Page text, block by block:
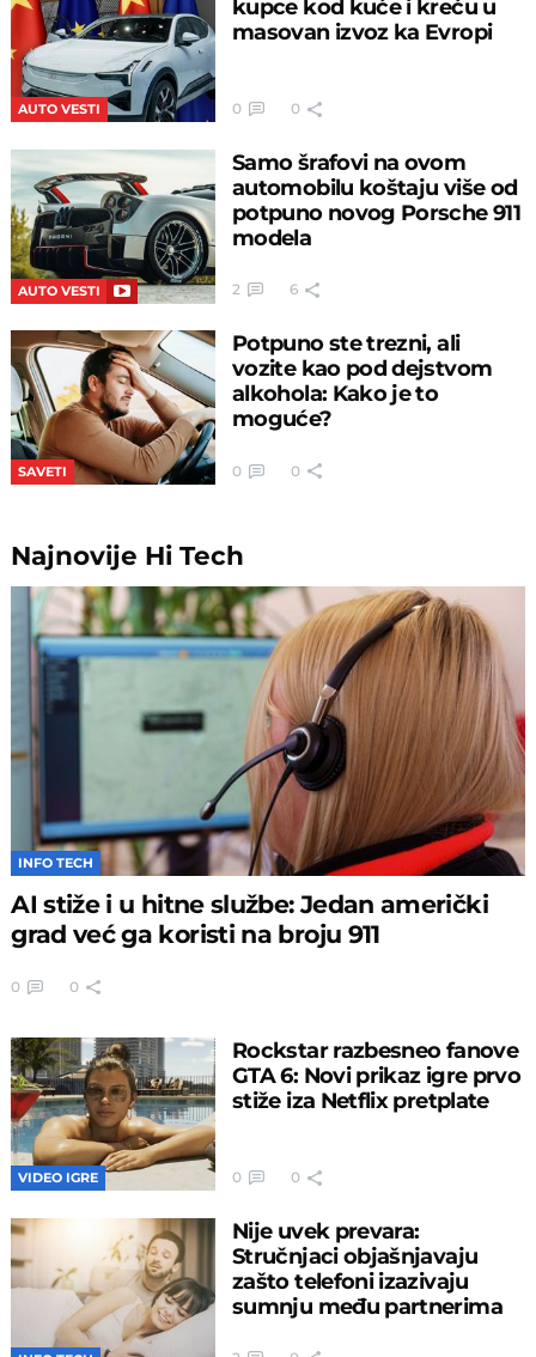
AUTO VESTI
kupce kod kuće i kreću u
masovan izvoz ka Evropi
0 0
AUTO VESTI
Samo šrafovi na ovom
automobilu koštaju više od
potpuno novog Porsche 911
modela
2 6
SAVETI
Potpuno ste trezni, ali
vozite kao pod dejstvom
alkohola: Kako je to
moguće?
0 0
Najnovije Hi Tech
INFO TECH
AI stiže i u hitne službe: Jedan američki
grad već ga koristi na broju 911
0 0
VIDEO IGRE
Rockstar razbesneo fanove
GTA 6: Novi prikaz igre prvo
stiže iza Netflix pretplate
0 0
Nije uvek prevara:
Stručnjaci objašnjavaju
zašto telefoni izazivaju
sumnju među partnerima